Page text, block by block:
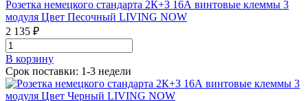
Розетка немецкого стандарта 2К+З 16А винтовые клеммы 3
модуля Цвет Песочный LIVING NOW
2 135 ₽
В корзинy
Срок поставки: 1-3 недели